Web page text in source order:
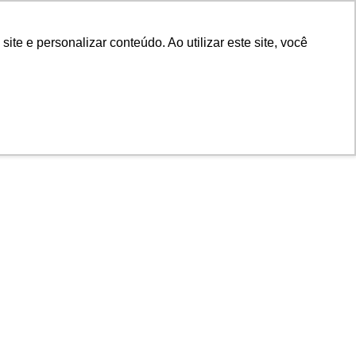
e personalizar conteúdo. Ao utilizar este site, você